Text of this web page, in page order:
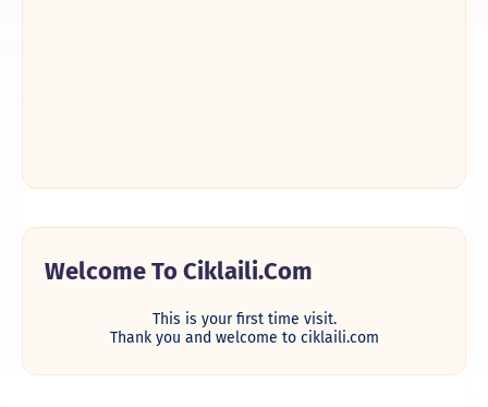
Welcome To Ciklaili.com
This is your first time visit.
Thank you and welcome to ciklaili.com